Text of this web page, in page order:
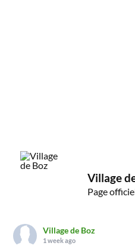
Village
Page
Village de Boz
1 week ago